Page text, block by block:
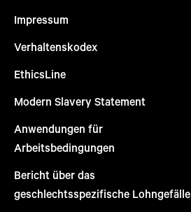
Impressum
Verhaltenskodex
EthicsLine
Modern Slavery Statement
Anwendungen für
Arbeitsbedingungen
Bericht über das
geschlechtsspezifische Lohngefälle